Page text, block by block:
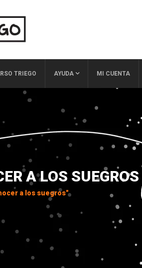
TRIEGO AYUDA MI CUENTA
A LOS SUEGROS
a los suegros"